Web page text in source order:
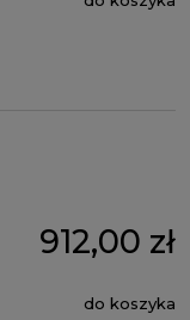
912,00 zł
do koszyka